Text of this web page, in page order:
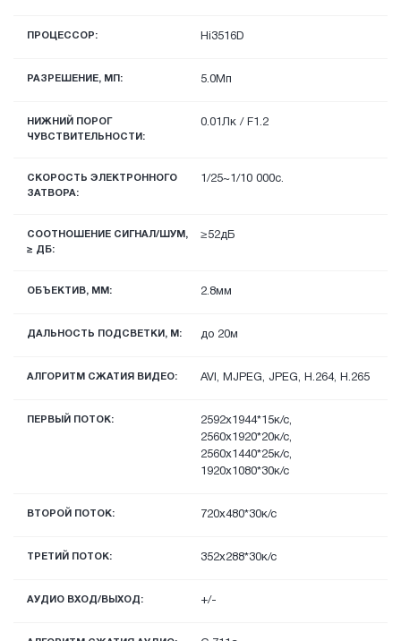
ПРОЦЕССОР: Hi3516D
РАЗРЕШЕНИЕ, МП: 5.0Мп
НИЖНИЙ ПОРОГ
ЧУВСТВИТЕЛЬНОСТИ:
0.01Лк / F1.2
СКОРОСТЬ ЭЛЕКТРОННОГО
ЗАТВОРА:
1/25~1/10 000с.
СООТНОШЕНИЕ СИГНАЛ/ШУМ,
≥ ДБ:
≥52дБ
ОБЪЕКТИВ, ММ: 2.8мм
ДАЛЬНОСТЬ ПОДСВЕТКИ, М: до 20м
АЛГОРИТМ СЖАТИЯ ВИДЕО: AVI, MJPEG, JPEG, H.264, H.265
ПЕРВЫЙ ПОТОК:
2592x1944*15к/с,
2560x1920*20к/с,
2560x1440*25к/с,
1920х1080*30к/с
ВТОРОЙ ПОТОК: 720х480*30к/с
ТРЕТИЙ ПОТОК: 352х288*30к/с
АУДИО ВХОД/ВЫХОД: +/-